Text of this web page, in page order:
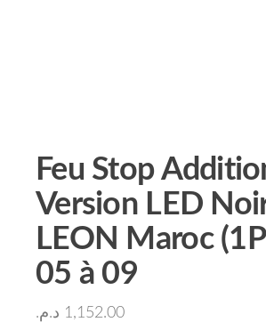
Feu Stop
Version LED
LEON Maroc
05 à 09
1,152.00 د.م.